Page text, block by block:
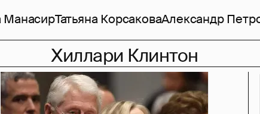
МанасирТатьяна КорсаковаАлександр
Хиллари Клинтон